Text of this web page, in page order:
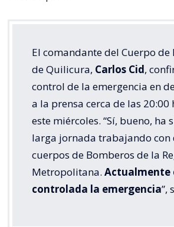
El comandante del Cuerpo de
de Quilicura, Carlos Cid,
control de la emergencia en
a la prensa cerca de las 20:00
este miércoles. “Sí, bueno, ha
larga jornada trabajando con
cuerpos de Bomberos de la
Metropolitana. Actualmente
controlada la emergencia”,